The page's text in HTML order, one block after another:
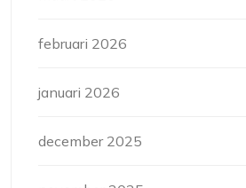
februari 2026
januari 2026
december 2025